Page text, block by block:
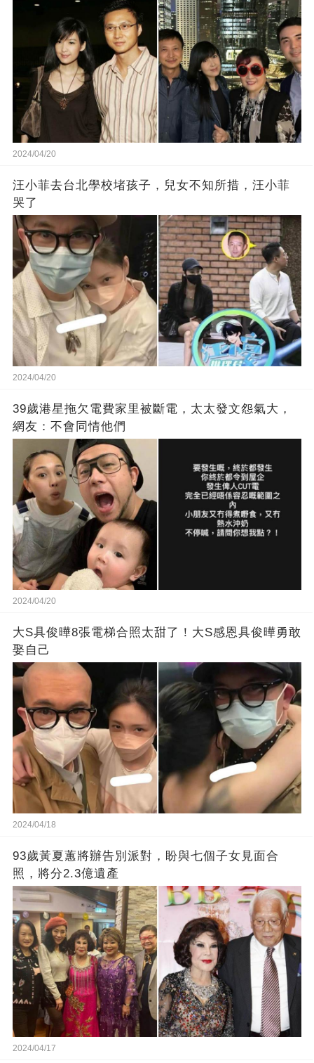
2024/04/20
汪小菲去台北學校堵孩子，兒女不知所措，汪小菲
哭了
2024/04/20
39歲港星拖欠電費家里被斷電，太太發文怨氣大，
網友：不會同情他們
2024/04/20
大S具俊曄8張電梯合照太甜了！大S感恩具俊曄勇敢
娶自己
2024/04/18
93歲黃夏蕙將辦告別派對，盼與七個子女見面合
照，將分2.3億遺產
2024/04/17